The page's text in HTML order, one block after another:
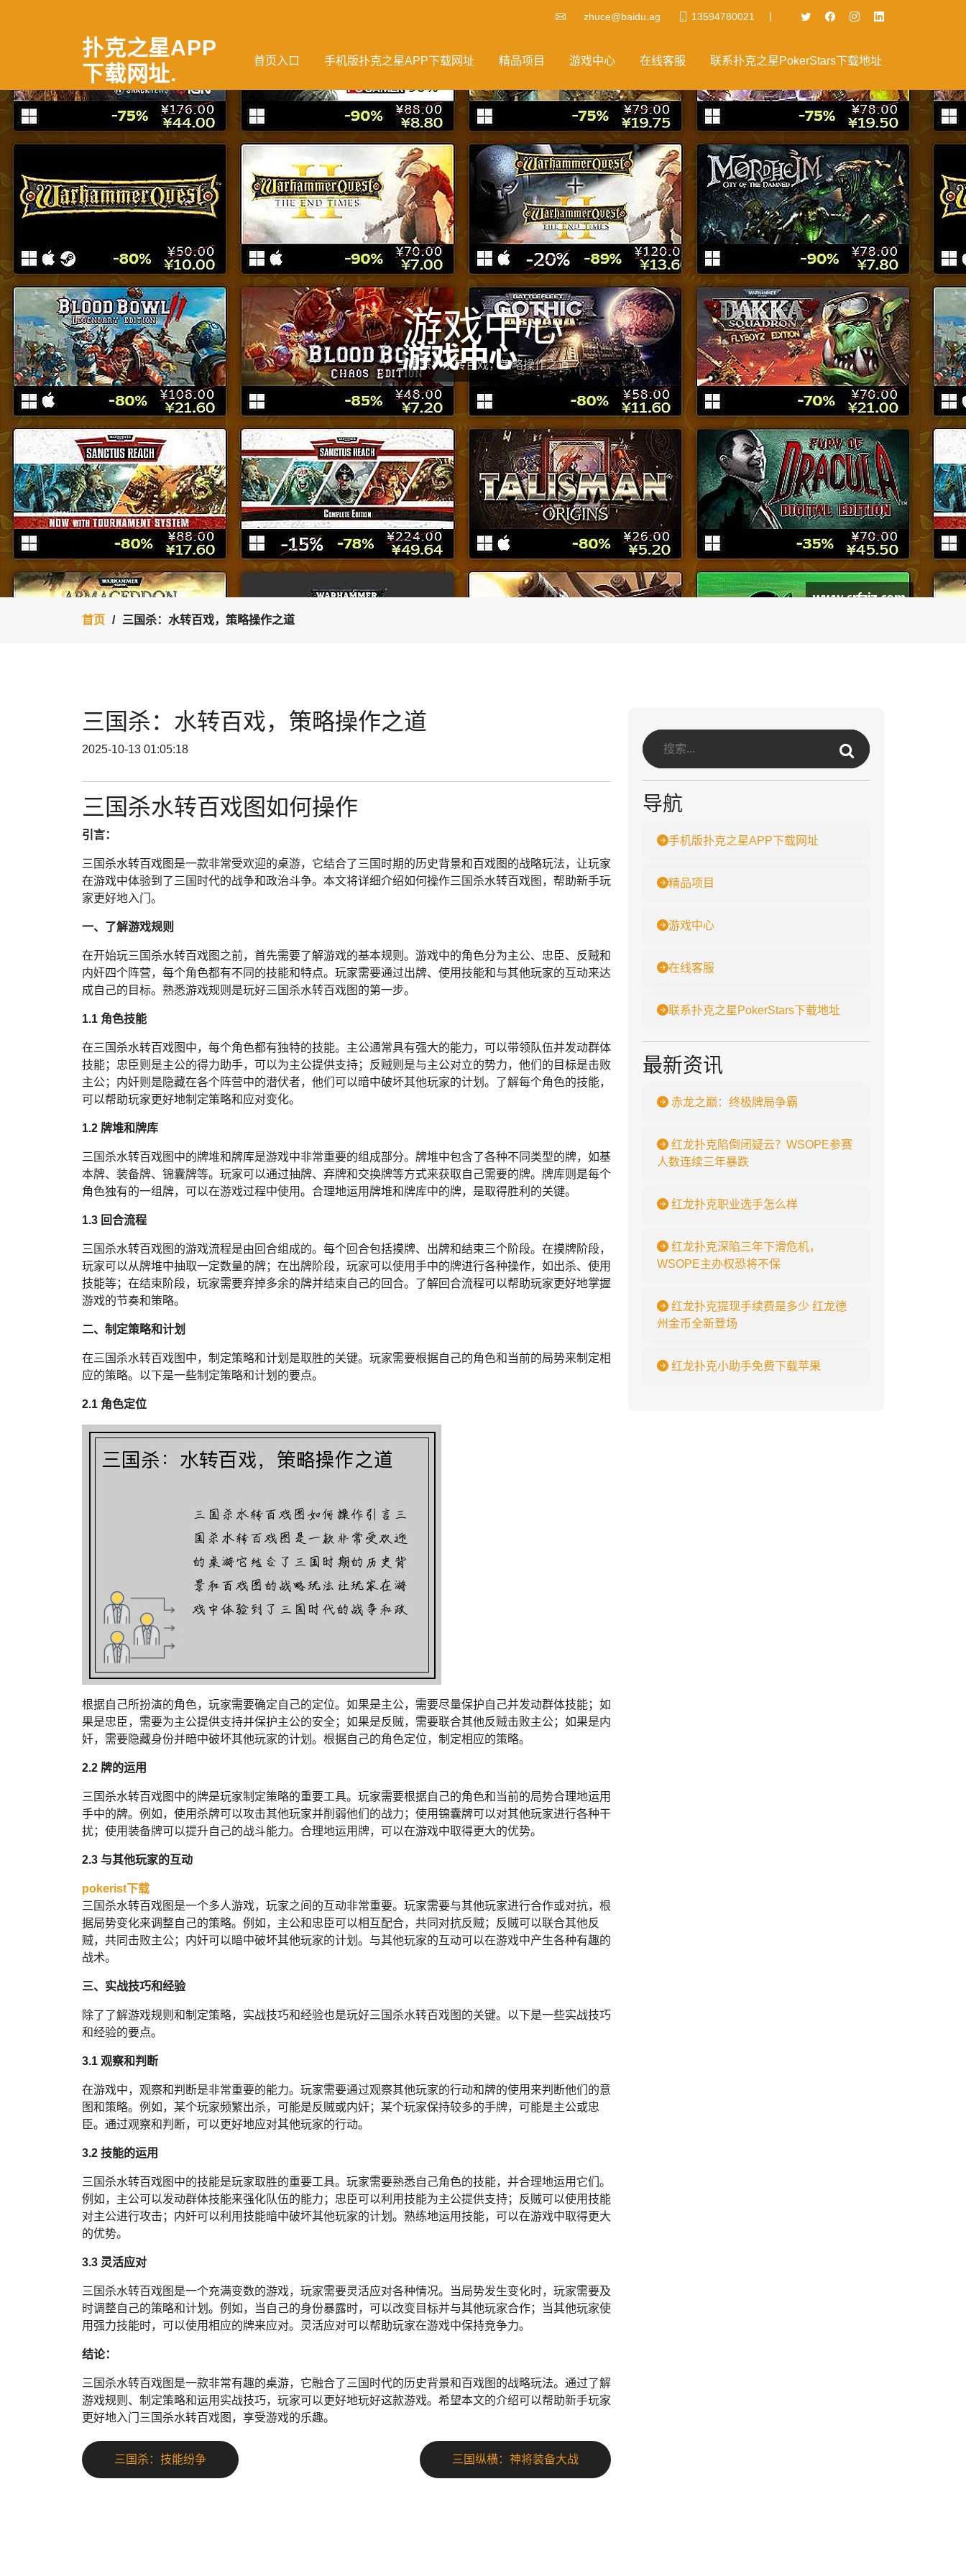
zhuce@baidu.ag 13594780021 |
扑克之星APP
下载网址.
首页入口 手机版扑克之星APP下载网址 精品项目 游戏中心 在线客服 联系扑克之星PokerStars下载地址
游戏中心
三国杀：水转百戏，策略操作之道
首页 三国杀：水转百戏，策略操作之道
三国杀：水转百戏，策略操作之道
2025-10-13 01:05:18
三国杀水转百戏图如何操作
引言：
三国杀水转百戏图是一款非常受欢迎的桌游，它结合了三国时期的历史背景和百戏图的战略玩法，让玩家
在游戏中体验到了三国时代的战争和政治斗争。本文将详细介绍如何操作三国杀水转百戏图，帮助新手玩
家更好地入门。
一、了解游戏规则
在开始玩三国杀水转百戏图之前，首先需要了解游戏的基本规则。游戏中的角色分为主公、忠臣、反贼和
内奸四个阵营，每个角色都有不同的技能和特点。玩家需要通过出牌、使用技能和与其他玩家的互动来达
成自己的目标。熟悉游戏规则是玩好三国杀水转百戏图的第一步。
1.1 角色技能
在三国杀水转百戏图中，每个角色都有独特的技能。主公通常具有强大的能力，可以带领队伍并发动群体
技能；忠臣则是主公的得力助手，可以为主公提供支持；反贼则是与主公对立的势力，他们的目标是击败
主公；内奸则是隐藏在各个阵营中的潜伏者，他们可以暗中破坏其他玩家的计划。了解每个角色的技能，
可以帮助玩家更好地制定策略和应对变化。
1.2 牌堆和牌库
三国杀水转百戏图中的牌堆和牌库是游戏中非常重要的组成部分。牌堆中包含了各种不同类型的牌，如基
本牌、装备牌、锦囊牌等。玩家可以通过抽牌、弃牌和交换牌等方式来获取自己需要的牌。牌库则是每个
角色独有的一组牌，可以在游戏过程中使用。合理地运用牌堆和牌库中的牌，是取得胜利的关键。
1.3 回合流程
三国杀水转百戏图的游戏流程是由回合组成的。每个回合包括摸牌、出牌和结束三个阶段。在摸牌阶段，
玩家可以从牌堆中抽取一定数量的牌；在出牌阶段，玩家可以使用手中的牌进行各种操作，如出杀、使用
技能等；在结束阶段，玩家需要弃掉多余的牌并结束自己的回合。了解回合流程可以帮助玩家更好地掌握
游戏的节奏和策略。
二、制定策略和计划
在三国杀水转百戏图中，制定策略和计划是取胜的关键。玩家需要根据自己的角色和当前的局势来制定相
应的策略。以下是一些制定策略和计划的要点。
2.1 角色定位
根据自己所扮演的角色，玩家需要确定自己的定位。如果是主公，需要尽量保护自己并发动群体技能；如
果是忠臣，需要为主公提供支持并保护主公的安全；如果是反贼，需要联合其他反贼击败主公；如果是内
奸，需要隐藏身份并暗中破坏其他玩家的计划。根据自己的角色定位，制定相应的策略。
2.2 牌的运用
三国杀水转百戏图中的牌是玩家制定策略的重要工具。玩家需要根据自己的角色和当前的局势合理地运用
手中的牌。例如，使用杀牌可以攻击其他玩家并削弱他们的战力；使用锦囊牌可以对其他玩家进行各种干
扰；使用装备牌可以提升自己的战斗能力。合理地运用牌，可以在游戏中取得更大的优势。
2.3 与其他玩家的互动
pokerist下载
三国杀水转百戏图是一个多人游戏，玩家之间的互动非常重要。玩家需要与其他玩家进行合作或对抗，根
据局势变化来调整自己的策略。例如，主公和忠臣可以相互配合，共同对抗反贼；反贼可以联合其他反
贼，共同击败主公；内奸可以暗中破坏其他玩家的计划。与其他玩家的互动可以在游戏中产生各种有趣的
战术。
三、实战技巧和经验
除了了解游戏规则和制定策略，实战技巧和经验也是玩好三国杀水转百戏图的关键。以下是一些实战技巧
和经验的要点。
3.1 观察和判断
在游戏中，观察和判断是非常重要的能力。玩家需要通过观察其他玩家的行动和牌的使用来判断他们的意
图和策略。例如，某个玩家频繁出杀，可能是反贼或内奸；某个玩家保持较多的手牌，可能是主公或忠
臣。通过观察和判断，可以更好地应对其他玩家的行动。
3.2 技能的运用
三国杀水转百戏图中的技能是玩家取胜的重要工具。玩家需要熟悉自己角色的技能，并合理地运用它们。
例如，主公可以发动群体技能来强化队伍的能力；忠臣可以利用技能为主公提供支持；反贼可以使用技能
对主公进行攻击；内奸可以利用技能暗中破坏其他玩家的计划。熟练地运用技能，可以在游戏中取得更大
的优势。
3.3 灵活应对
三国杀水转百戏图是一个充满变数的游戏，玩家需要灵活应对各种情况。当局势发生变化时，玩家需要及
时调整自己的策略和计划。例如，当自己的身份暴露时，可以改变目标并与其他玩家合作；当其他玩家使
用强力技能时，可以使用相应的牌来应对。灵活应对可以帮助玩家在游戏中保持竞争力。
结论：
三国杀水转百戏图是一款非常有趣的桌游，它融合了三国时代的历史背景和百戏图的战略玩法。通过了解
游戏规则、制定策略和运用实战技巧，玩家可以更好地玩好这款游戏。希望本文的介绍可以帮助新手玩家
更好地入门三国杀水转百戏图，享受游戏的乐趣。
三国杀：技能纷争 三国纵横：神将装备大战
导航
手机版扑克之星APP下载网址
精品项目
游戏中心
在线客服
联系扑克之星PokerStars下载地址
最新资讯
赤龙之巅：终极牌局争霸
红龙扑克陷倒闭疑云？WSOPE参赛
人数连续三年暴跌
红龙扑克职业选手怎么样
红龙扑克深陷三年下滑危机，
WSOPE主办权恐将不保
红龙扑克提现手续费是多少 红龙德
州金币全新登场
红龙扑克小助手免费下载苹果